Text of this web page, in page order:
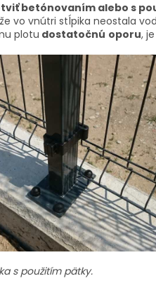
betónovaním alebo s
vo vnútri stĺpika neostala
plotu dostatočnú oporu,
s použitím pätky.